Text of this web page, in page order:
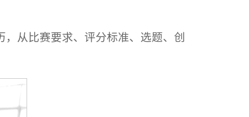
从比赛要求、评分标准、选题、创